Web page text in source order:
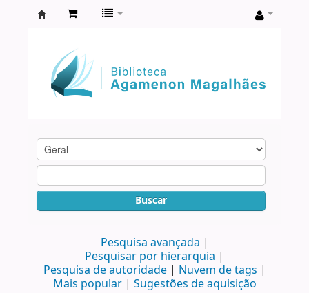
Agamenon
Magalhães
Buscar
Pesquisa avançada
Pesquisar por hierarquia
Pesquisa de autoridade
Nuvem de tags
Mais popular
Sugestões de aquisição